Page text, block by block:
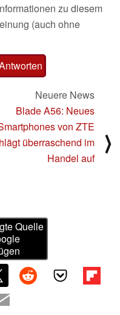
zu diesem
(auch ohne
Neuere News
Blade A56: Neues
von ZTE
überraschend im
Handel auf
⟩
Quelle